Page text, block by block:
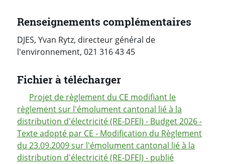
Renseignements complémentaires
DJES, Yvan Rytz, directeur général de
l'environnement, 021 316 43 45
Fichier à télécharger
Projet de règlement du CE modifiant le
règlement sur l'émolument cantonal lié à la
distribution d'électricité (RE-DFEl) - Budget 2026 -
Texte adopté par CE - Modification du Règlement
du 23.09.2009 sur l'émolument cantonal lié à la
distribution d'électricité (RE-DFEl) - publié